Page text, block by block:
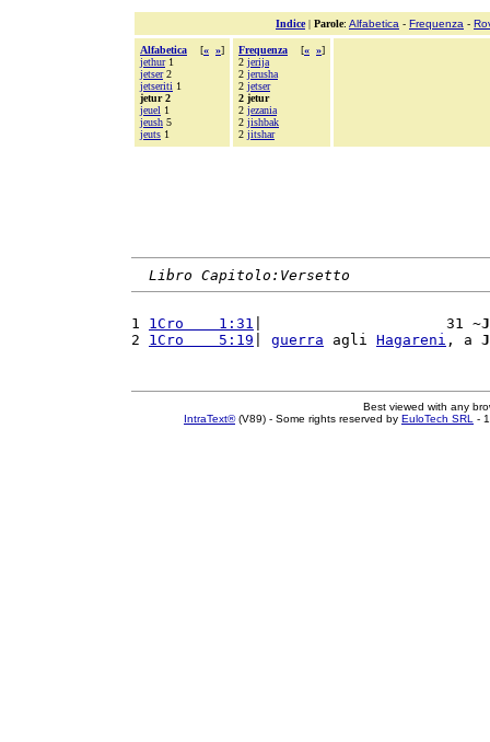
Indice| Parole: Alfabetica - Frequenza -
Alfabetica [« »]
jethur1
jetser2
jetseriti 1
jetur 2
jeuel 1
jeush 5
jeuts 1
Frequenza [« »]
2 jerija
2 jerusha
2 jetser
2 jetur
2 jezania
2 jishbak
2 jitshar
Libro Capitolo:Versetto
1 1Cro    1:31 |                     31 ~
2 1Cro    5:19 guerra agli Hagareni , a
Best viewed with any
IntraText®(V89) - Some rights reserved by EuloTech SRL -